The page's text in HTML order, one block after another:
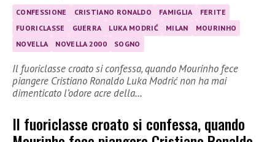
CONFESSIONE CRISTIANO RONALDO FAMIGLIA
FERITE
FUORICLASSE
GUERRA LUKA MODRIĆ MILAN
MOURINHO
NOVELLA
NOVELLA 2000 SOGNO
Il fuoriclasse croato si confessa, quando Mourinho fece
piangere Cristiano Ronaldo Luka Modrić non ha mai
dimenticato l’odore acre della…
Il fuoriclasse croato si confessa, quando